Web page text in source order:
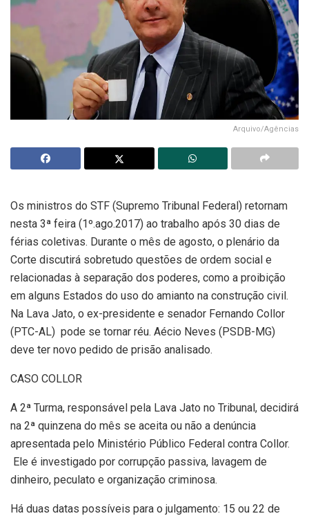
Arquivo/Agências
Os ministros do STF (Supremo Tribunal Federal) retornam
nesta 3ª feira (1º.ago.2017) ao trabalho após 30 dias de
férias coletivas. Durante o mês de agosto, o plenário da
Corte discutirá sobretudo questões de ordem social e
relacionadas à separação dos poderes, como a proibição
em alguns Estados do uso do amianto na construção civil.
Na Lava Jato, o ex-presidente e senador Fernando Collor
(PTC-AL) pode se tornar réu. Aécio Neves (PSDB-MG)
deve ter novo pedido de prisão analisado.
CASO COLLOR
A 2ª Turma, responsável pela Lava Jato no Tribunal, decidirá
na 2ª quinzena do mês se aceita ou não a denúncia
apresentada pelo Ministério Público Federal contra Collor.
Ele é investigado por corrupção passiva, lavagem de
dinheiro, peculato e organização criminosa.
Há duas datas possíveis para o julgamento: 15 ou 22 de